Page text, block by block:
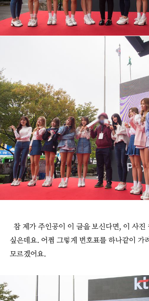
참 제가 주인공이 이 글을 보신다면, 이 사진
싶은데요. 어쩜 그렇게 번호표를 하나같이 가
모르겠어요.